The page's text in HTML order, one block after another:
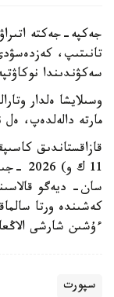
جەكپە-جەكتە
سەكۋندىندا
وسىلايشا ەلدار
مارتە دالەلدەپ،
سان- ديەگو
ءۇشىن شارشى
سپورت